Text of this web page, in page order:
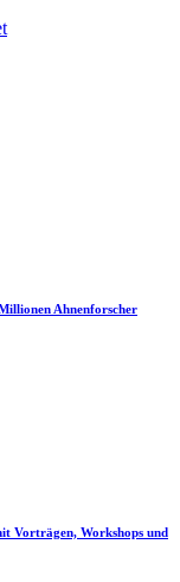
Ahnenforscher
Vorträgen, Workshops und